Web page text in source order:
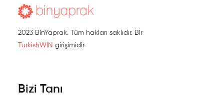
2023 BinYaprak. Tüm hakları saklıdır. Bir
TurkishWIN girişimidir
Bizi Tanı